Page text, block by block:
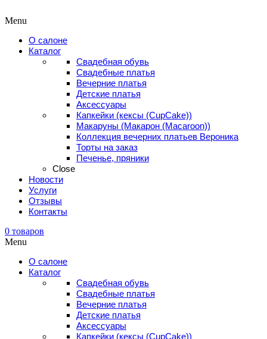
Menu
О салоне
Каталог
Свадебная обувь
Свадебные платья
Вечерние платья
Детские платья
Аксессуары
Капкейки (кексы (CupCake))
Макаруны (Макарон (Мacaroon))
Коллекция вечерних платьев Вероника
Торты на заказ
Печенье, пряники
Close
Новости
Услуги
Отзывы
Контакты
0 товаров
Menu
О салоне
Каталог
Свадебная обувь
Свадебные платья
Вечерние платья
Детские платья
Аксессуары
Капкейки (кексы (CupCake))